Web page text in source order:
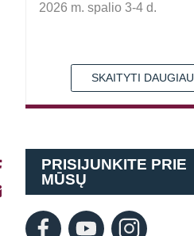
2026 m. spalio 3-4 d.
SKAITYTI DAUGIAU
PRISIJUNKITE PRIE
MŪSŲ